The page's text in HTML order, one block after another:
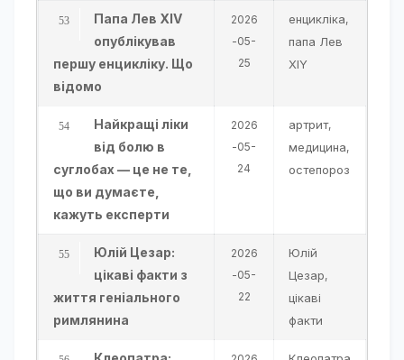
Папа Лев XIV
опублікував
першу енцикліку. Що
відомо
2026
-05-
25
енцикліка,
папа Лев
ХIY
Найкращі ліки
від болю в
суглобах — це не те,
що ви думаєте,
кажуть експерти
2026
-05-
24
артрит,
медицина,
остепороз
Юлій Цезар:
цікаві факти з
життя геніального
римлянина
2026
-05-
22
Юлій
Цезар,
цікаві
факти